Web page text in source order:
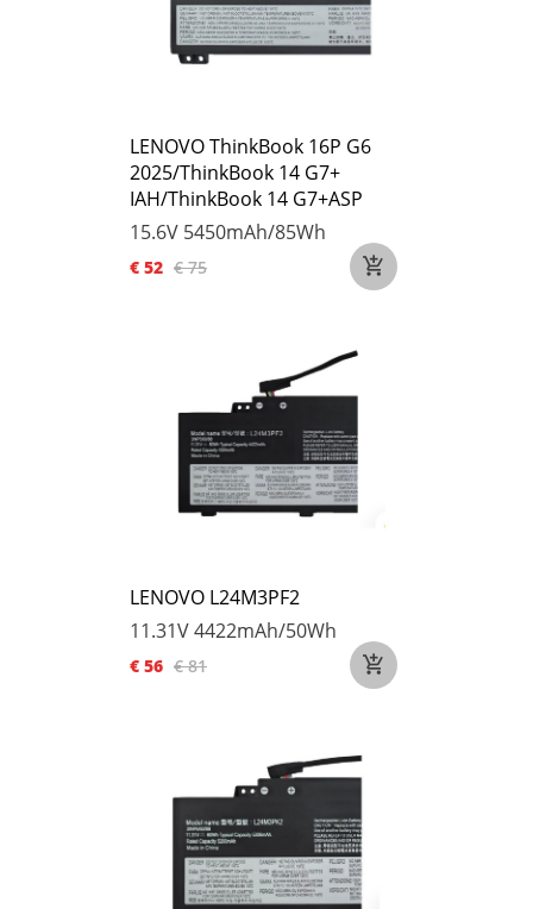
LENOVO ThinkBook 16P G6
2025/ThinkBook 14 G7+
IAH/ThinkBook 14 G7+ASP
15.6V 5450mAh/85Wh
€ 52 € 75
LENOVO L24M3PF2
11.31V4422mAh/50Wh
€ 56 € 81